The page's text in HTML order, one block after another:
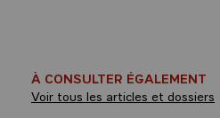
À CONSULTER ÉGALEMENT
Voir tous les articles et dossiers